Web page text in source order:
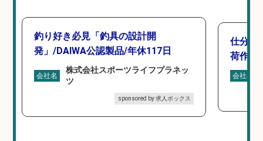
釣り好き必見「釣具の設計開
発」/DAIWA公認製品/年休117日
会社名
株式会社スポーツライフプラネッ
ツ
sponsored by 求人ボックス
仕分け
荷作業
会社名